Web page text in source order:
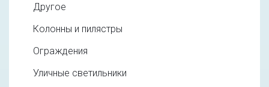
Другое
Колонны и пилястры
Ограждения
Уличные светильники